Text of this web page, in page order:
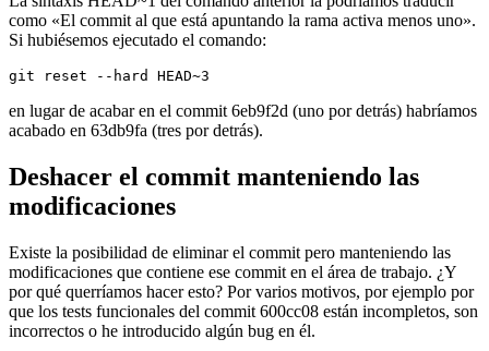
como «El commit al que está apuntando la rama activa menos uno».
Si hubiésemos ejecutado el comando:
git reset --hard HEAD~3
en lugar de acabar en el commit 6eb9f2d (uno por detrás) habríamos
acabado en 63db9fa (tres por detrás).
Deshacer el commit manteniendo las
modificaciones
Existe la posibilidad de eliminar el commit pero manteniendo las
modificaciones que contiene ese commit en el área de trabajo. ¿Y
por qué querríamos hacer esto? Por varios motivos, por ejemplo por
que los tests funcionales del commit 600cc08 están incompletos, son
incorrectos o he introducido algún bug en él.